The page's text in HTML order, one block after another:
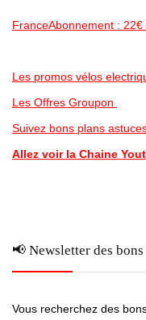
FranceAbonnement :
Les promos vélos
Les Offres Groupon
Suivez bons plans
Allez voir la Chaine
📢 Newsletter des
Vous recherchez des